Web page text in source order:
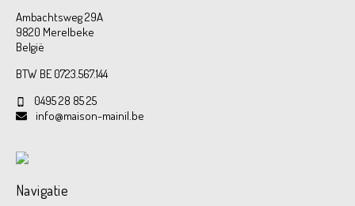
Ambachtsweg 29A
9820 Merelbeke
België
BTW BE 0723.567.144
0495 28 85 25
info@maison-mainil.be
Navigatie